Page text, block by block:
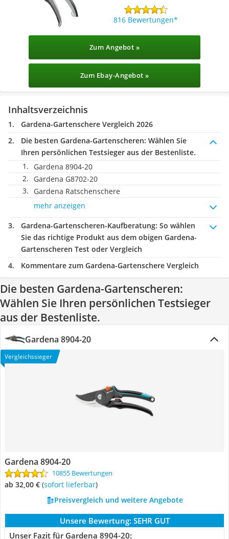
816 Bewertungen
Zum Angebot »
Zum Ebay-Angebot »
Inhaltsverzeichnis
Gardena-Gartenschere Vergleich 2026
Die besten Gardena-Gartenscheren: Wählen Sie
Ihren persönlichen Testsieger aus der Bestenliste.
Gardena 8904-20
Gardena G8702-20
Gardena Ratschenschere
mehr anzeigen
Gardena-Gartenscheren-Kaufberatung: So wählen
Sie das richtige Produkt aus dem obigen Gardena-
Gartenscheren Test oder Vergleich
Kommentare zum Gardena-Gartenschere Vergleich
Die besten Gardena-Gartenscheren:
Wählen Sie Ihren persönlichen Testsieger
aus der Bestenliste.
Gardena 8904-20
Vergleichssieger
Gardena 8904-20
10855 Bewertungen
ab 32,00 € ( Sofort lieferbar)
Preisvergleich und weitere Angebote
Unsere Bewertung: SEHR GUT
Unser Fazit für Gardena 8904-20: